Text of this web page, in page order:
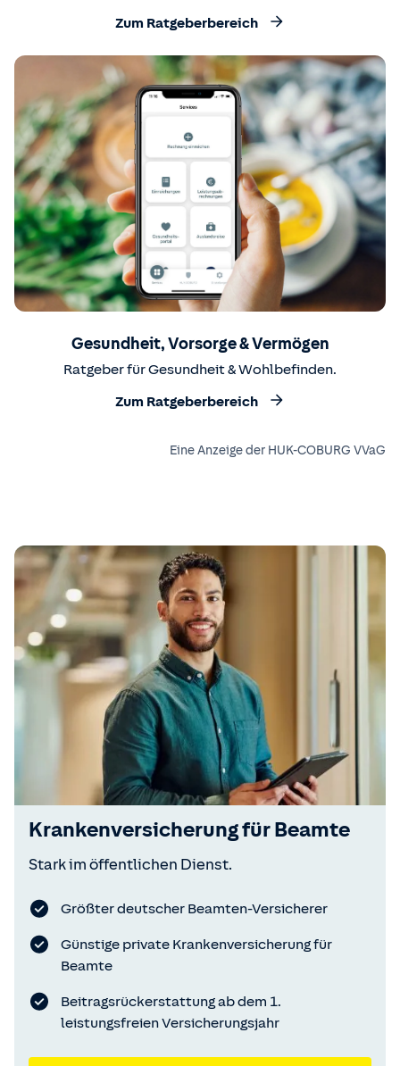
Zum Ratgeberbereich
Gesundheit, Vorsorge & Vermögen
Ratgeber für Gesundheit & Wohlbefinden.
Zum Ratgeberbereich
Eine Anzeige der HUK-COBURG VVaG
Kranken­versicherung für Beamte
Stark im öffentlichen Dienst.
Größter deutscher Beamten-Versicherer
Günstige private Krankenversicherung für
Beamte
Beitragsrückerstattung ab dem 1.
leistungsfreien Versicherungsjahr